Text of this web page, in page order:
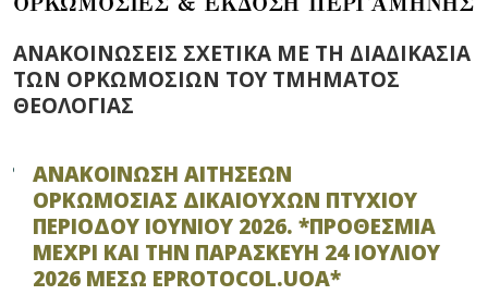
ΑΝΑΚΟΙΝΩΣΕΙΣ ΣΧΕΤΙΚΑ ΜΕ ΤΗ ΔΙΑΔΙΚΑΣΙΑ
ΤΩΝ ΟΡΚΩΜΟΣΙΩΝ ΤΟΥ ΤΜΗΜΑΤΟΣ
ΘΕΟΛΟΓΙΑΣ
ΑΝΑΚΟΙΝΩΣΗ ΑΙΤΗΣΕΩΝ
ΟΡΚΩΜΟΣΙΑΣ ΔΙΚΑΙΟΥΧΩΝ ΠΤΥΧΙΟΥ
ΠΕΡΙΟΔΟΥ ΙΟΥΝΙΟΥ 2026. *ΠΡΟΘΕΣΜΙΑ
ΜΕΧΡΙ ΚΑΙ ΤΗN ΠΑΡΑΣΚΕΥΗ 24 ΙΟΥΛΙΟΥ
2026 ΜΕΣΩ EPROTOCOL.UOA*